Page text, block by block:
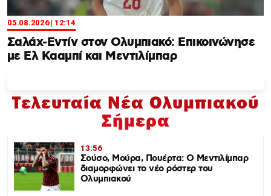
05.08.2026 | 12:14
Σαλάχ-Εντίν στον Ολυμπιακό: Επικοινώνησε
με Ελ Κααμπί και Μεντιλίμπαρ
Τελευταία Νέα Ολυμπιακού
Σήμερα
13:56
Σούσο, Μούρα, Πουέρτα: Ο Μεντιλίμπαρ
διαμορφώνει το νέο ρόστερ του
Ολυμπιακού